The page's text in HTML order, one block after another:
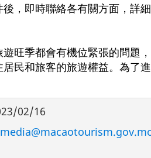
，即時聯絡各有關方面，詳
旺季都會有機位緊張的問題
民和旅客的旅遊權益。為了
02/16